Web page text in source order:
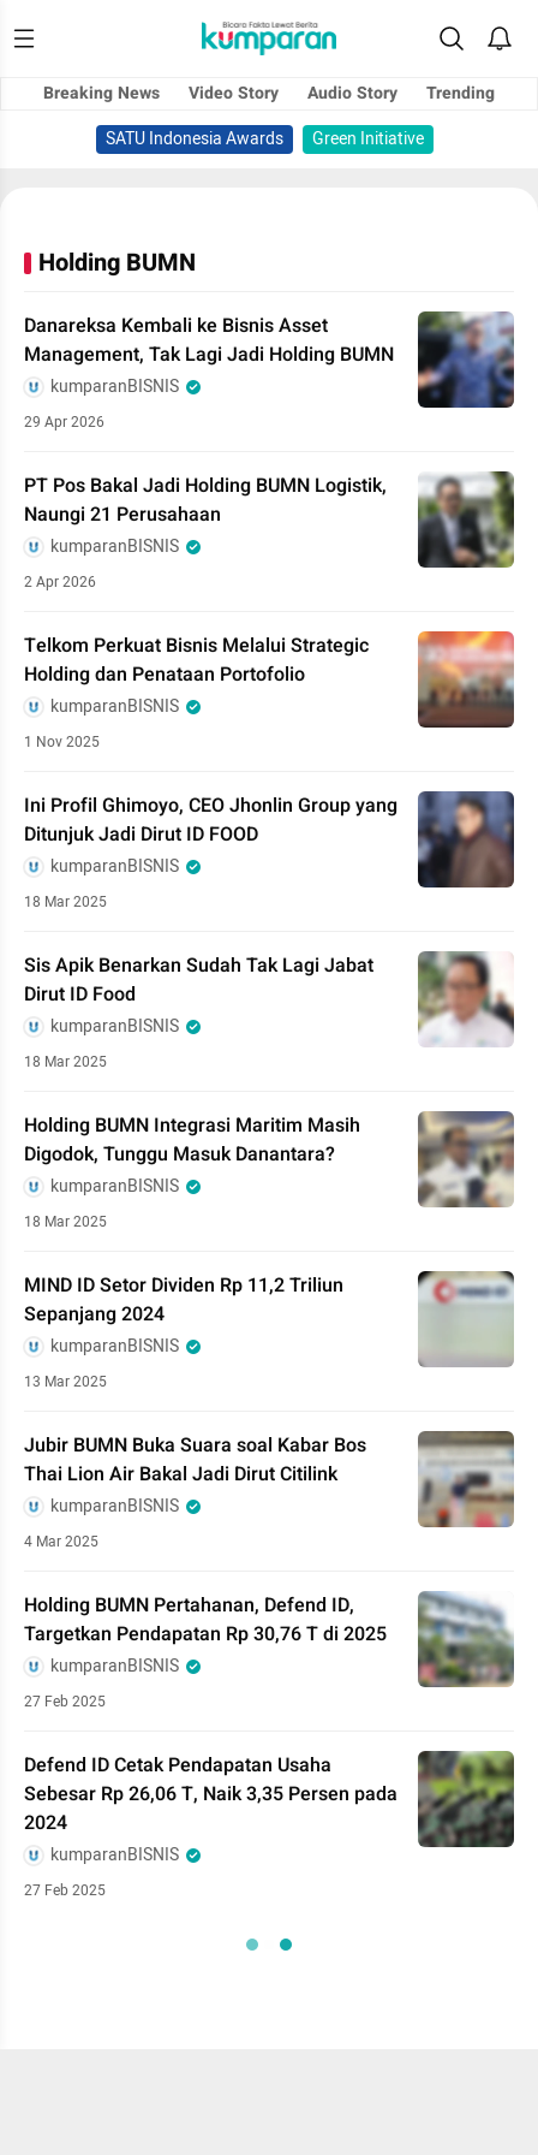
Breaking News Video Story Audio Story
Trending
SATU Indonesia Awards
Green Initiative
Holding BUMN
Danareksa Kembali ke Bisnis Asset
Management, Tak Lagi Jadi Holding BUMN
kumparanBISNIS
29 Apr 2026
PT Pos Bakal Jadi Holding BUMN Logistik,
Naungi 21 Perusahaan
kumparanBISNIS
2 Apr 2026
Telkom Perkuat Bisnis Melalui Strategic
Holding dan Penataan Portofolio
kumparanBISNIS
1 Nov 2025
Ini Profil Ghimoyo, CEO Jhonlin Group yang
Ditunjuk Jadi Dirut ID FOOD
kumparanBISNIS
18 Mar 2025
Sis Apik Benarkan Sudah Tak Lagi Jabat
Dirut ID Food
kumparanBISNIS
18 Mar 2025
Holding BUMN Integrasi Maritim Masih
Digodok, Tunggu Masuk Danantara?
kumparanBISNIS
18 Mar 2025
MIND ID Setor Dividen Rp 11,2 Triliun
Sepanjang 2024
kumparanBISNIS
13 Mar 2025
Jubir BUMN Buka Suara soal Kabar Bos
Thai Lion Air Bakal Jadi Dirut Citilink
kumparanBISNIS
4 Mar 2025
Holding BUMN Pertahanan, Defend ID,
Targetkan Pendapatan Rp 30,76 T di 2025
kumparanBISNIS
27 Feb 2025
Defend ID Cetak Pendapatan Usaha
Sebesar Rp 26,06 T, Naik 3,35 Persen pada
2024
kumparanBISNIS
27 Feb 2025